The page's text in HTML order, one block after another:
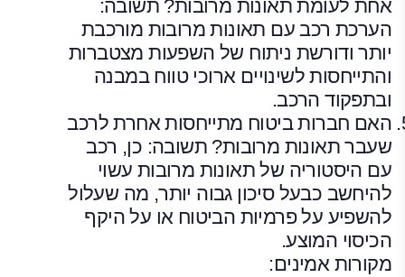
אחת לעומת תאונות מרובות? תשובה:
הערכת רכב עם תאונות מרובות מורכבת
יותר ודורשת ניתוח של השפעות מצטברות
והתייחסות לשינויים ארוכי טווח במבנה
ובתפקוד הרכב.
האם חברות ביטוח מתייחסות אחרת לרכב
שעבר תאונות מרובות? תשובה: כן, רכב
עם היסטוריה של תאונות מרובות עשוי
להיחשב כבעל סיכון גבוה יותר, מה שעלול
להשפיע על פרמיות הביטוח או על היקף
הכיסוי המוצע.
מקורות אמינים: